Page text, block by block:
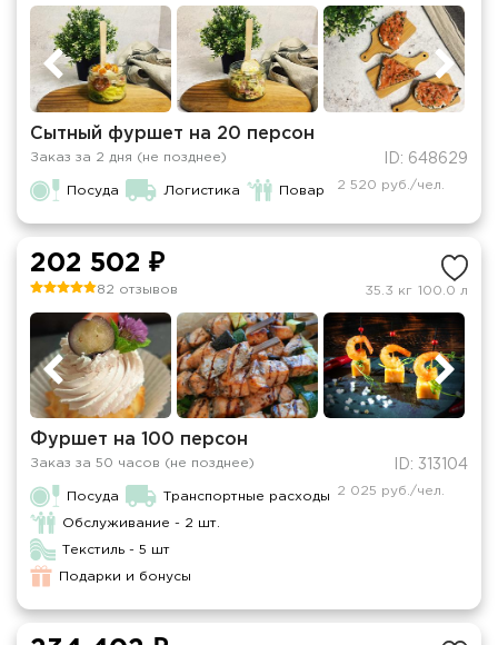
Сытный фуршет на 20 персон
Заказ за 2 дня (не позднее) ID: 648629
Посуда Логистика Повар 2 520 руб./чел.
202 502 ₽
82 отзывов 35.3 кг 100.0 л
Фуршет на 100 персон
Заказ за 50 часов (не позднее) ID: 313104
Посуда Транспортные расходы
Обслуживание - 2 шт.
Текстиль - 5 шт
Подарки и бонусы
2 025 руб./чел.